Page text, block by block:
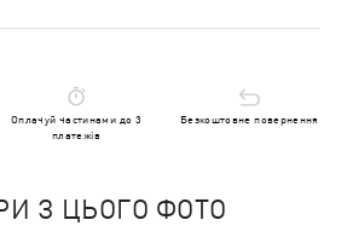
Оплачуй частинами до 3
платежів
Безкоштовне повернення
З ЦЬОГО ФОТО